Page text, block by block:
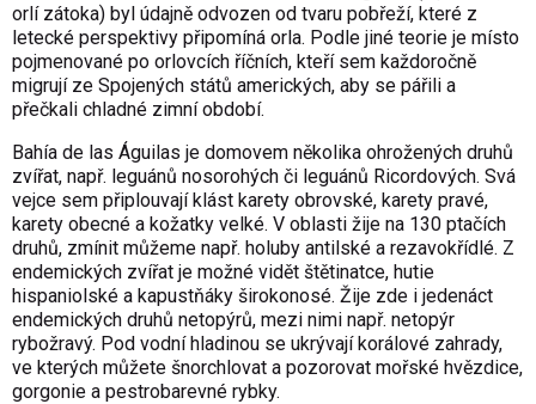
orlí zátoka) byl údajně odvozen od tvaru pobřeží, které z
letecké perspektivy připomíná orla. Podle jiné teorie je místo
pojmenované po orlovcích říčních, kteří sem každoročně
migrují ze Spojených států amerických, aby se pářili a
přečkali chladné zimní období.
Bahía de las Águilas je domovem několika ohrožených druhů
zvířat, např. leguánů nosorohých či leguánů Ricordových. Svá
vejce sem připlouvají klást karety obrovské, karety pravé,
karety obecné a kožatky velké. V oblasti žije na 130 ptačích
druhů, zmínit můžeme např. holuby antilské a rezavokřídlé. Z
endemických zvířat je možné vidět štětinatce, hutie
hispaniolské a kapustňáky širokonosé. Žije zde i jedenáct
endemických druhů netopýrů, mezi nimi např. netopýr
rybožravý. Pod vodní hladinou se ukrývají korálové zahrady,
ve kterých můžete šnorchlovat a pozorovat mořské hvězdice,
gorgonie a pestrobarevné rybky.